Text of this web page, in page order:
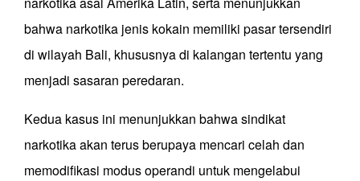
bahwa narkotika jenis kokain memiliki pasar tersendiri
di wilayah Bali, khususnya di kalangan tertentu yang
menjadi sasaran peredaran.
Kedua kasus ini menunjukkan bahwa sindikat
narkotika akan terus berupaya mencari celah dan
memodifikasi modus operandi untuk mengelabui